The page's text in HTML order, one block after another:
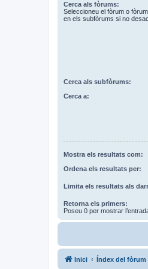
Cerca als fòrums:
Seleccioneu el fòrum o
en els subfòrums si no
Cerca als subfòrums:
Cerca a:
Mostra els resultats com:
Ordena els resultats per:
Limita els resultats als
Retorna els primers:
Poseu 0 per mostrar
Inici Índex del fòrum